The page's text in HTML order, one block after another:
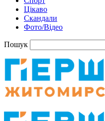
Цікаво
Скандали
Фото/Відео
Пошук